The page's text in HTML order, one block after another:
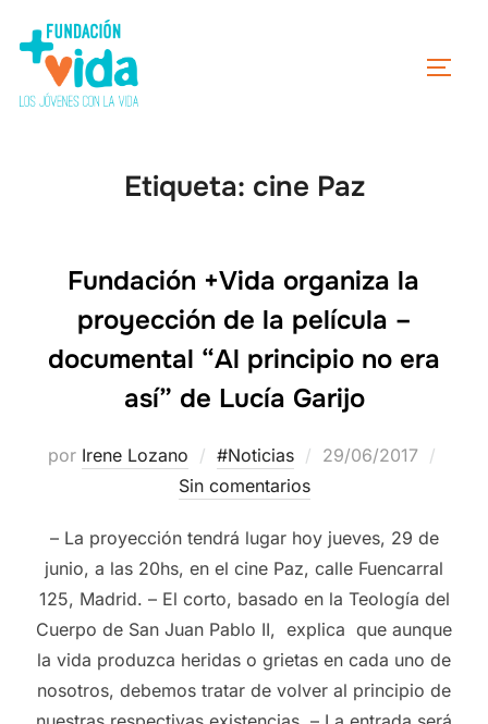
Etiqueta: cine Paz
Fundación +Vida organiza la
proyección de la película –
documental “Al principio no era
así” de Lucía Garijo
por Irene Lozano #Noticias
29/06/2017
Sin comentarios
– La proyección tendrá lugar hoy jueves, 29 de
junio, a las 20hs, en el cine Paz, calle Fuencarral
125, Madrid. – El corto, basado en la Teología del
Cuerpo de San Juan Pablo II, explica que aunque
la vida produzca heridas o grietas en cada uno de
nosotros, debemos tratar de volver al principio de